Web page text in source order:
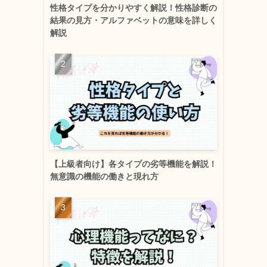
性格タイプを分かりやすく解説！性格診断の
結果の見方・アルファベットの意味を詳しく
解説
【上級者向け】各タイプの劣等機能を解説！
無意識の機能の働きと現れ方